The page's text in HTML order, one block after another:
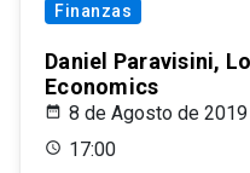
Finanzas
Daniel Paravisini,
Economics
8 de Agosto de 2019
17:00